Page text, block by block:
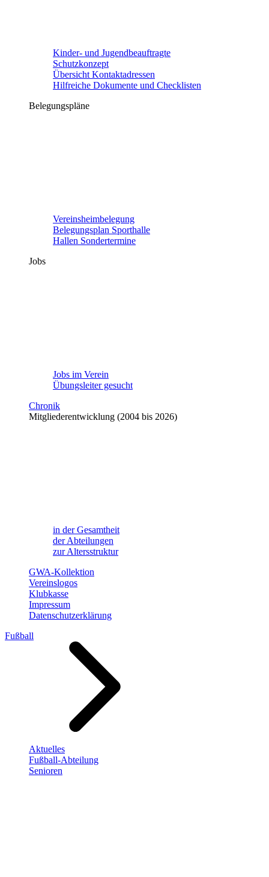
Kinder- und Jugendbeauftragte
Schutzkonzept
Übersicht Kontaktadressen
Hilfreiche Dokumente und Checklisten
Belegungspläne
Vereinsheimbelegung
Belegungsplan Sporthalle
Hallen Sondertermine
Jobs
Jobs im Verein
Übungsleiter gesucht
Chronik
Mitgliederentwicklung (2004 bis 2026)
in der Gesamtheit
der Abteilungen
zur Altersstruktur
GWA-Kollektion
Vereinslogos
Klubkasse
Impressum
Datenschutzerklärung
Fußball
Aktuelles
Fußball-Abteilung
Senioren